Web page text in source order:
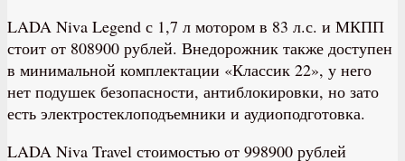
LADA Niva Legend с 1,7 л мотором в 83 л.с. и МКПП
стоит от 808900 рублей. Внедорожник также доступен
в минимальной комплектации «Классик 22», у него
нет подушек безопасности, антиблокировки, но зато
есть электростеклоподъемники и аудиоподготовка.
LADA Niva Travel стоимостью от 998900 рублей